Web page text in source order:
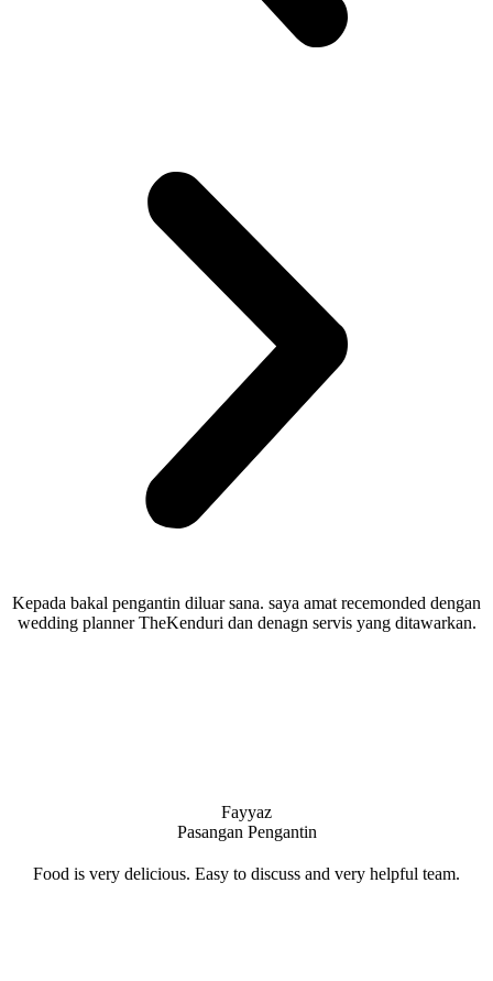
Kepada bakal pengantin diluar sana. saya amat recemonded dengan
wedding planner TheKenduri dan denagn servis yang ditawarkan.
Fayyaz
Pasangan Pengantin
Food is very delicious. Easy to discuss and very helpful team.